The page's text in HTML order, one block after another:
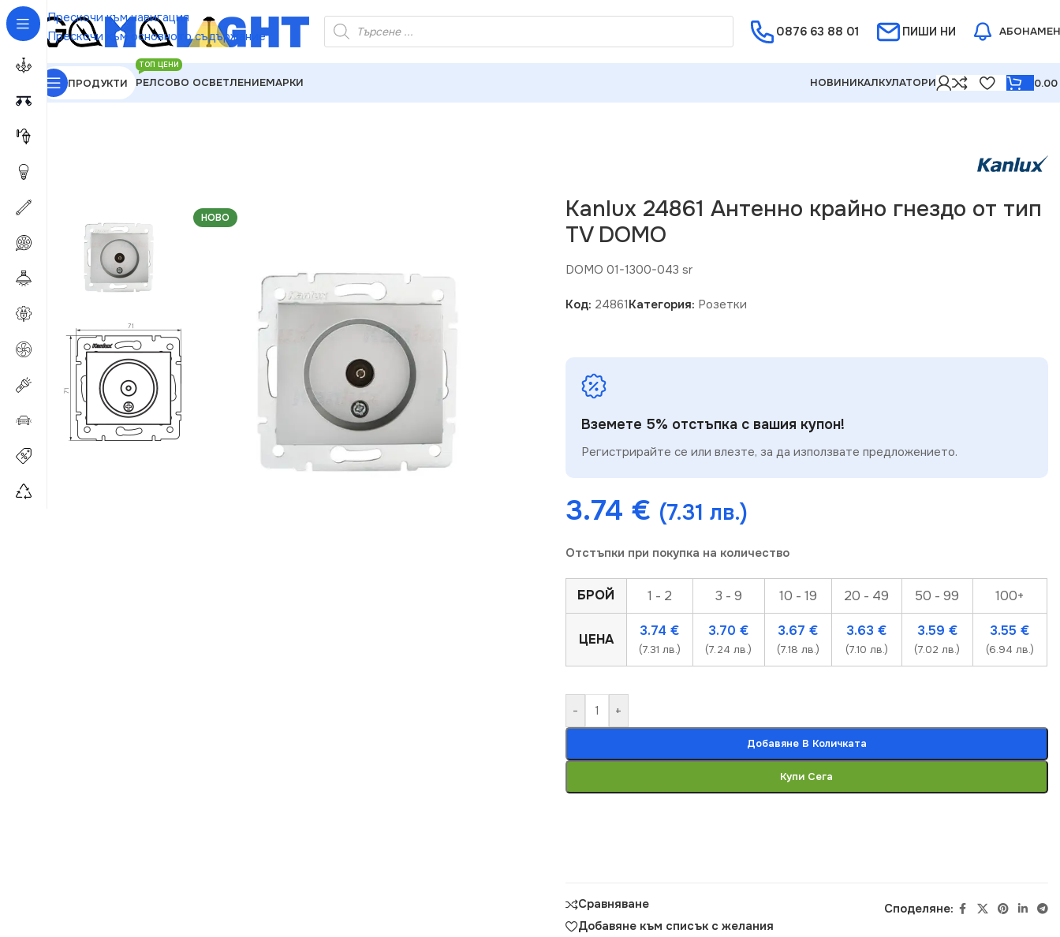
Прескочи към навигация
Прескочи към основното съдържание
ХЕЙ ТИ! РЕГИСТРИРАЙ СЕ И ВЗЕМИ КУПОН ЗА НАМАЛЕНИЕ ОТ 5% 0876 63 88 01 ПИШИ НИ
ПРОДУКТИ РЕЛСОВО ОСВЕТЛЕНИЕ
ТОП ЦЕНИ
МАРКИ НОВИНИКАЛКУЛАТОРИ 0.00
GAMALIGHT»
НОВО
Kanlux 24861 Антенно крайно гнездо от тип
TV DOMO
DOMO 01-1300-043 sr
Код: 24861Категория: Розетки
Вземете 5% отстъпка с вашия купон!
Регистрирайте се или влезте, за да използвате предложението.
3.74 € (7.31 лв.)
Отстъпки при покупка на количество
БРОЙ 1 - 2 3 - 9 10 - 19 20 - 49 50 - 99 100+
ЦЕНА
3.74€
(7.31 лв.)
3.70€
(7.24 лв.)
3.67€
(7.18 лв.)
3.63€
(7.10 лв.)
3.59 €
(7.02 лв.)
3.55€
(6.94 лв.)
- +
Добавяне В Количката
Купи Сега
Сравняване
Добавяне към списък с желания
Споделяне: